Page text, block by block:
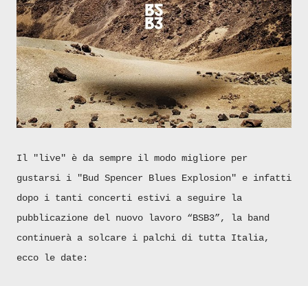
Il "live" è da sempre il modo migliore per
gustarsi i "Bud Spencer Blues Explosion" e infatti
dopo i tanti concerti estivi a seguire la
pubblicazione del nuovo lavoro “BSB3”, la band
continuerà a solcare i palchi di tutta Italia,
ecco le date: